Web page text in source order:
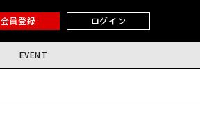
会員登録 ログイン
EVENT